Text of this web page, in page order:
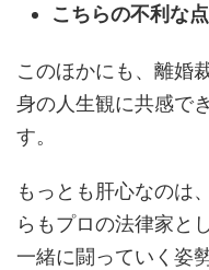
こちらの不利な
このほかにも、離婚
身の人生観に共感で
す。
もっとも肝心なのは
らもプロの法律家と
一緒に闘っていく姿